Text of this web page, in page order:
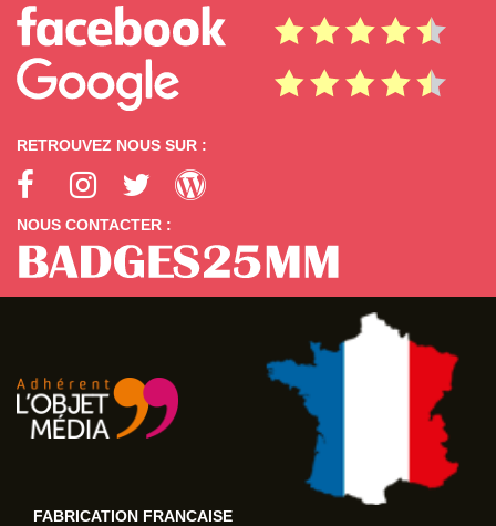
RETROUVEZ NOUS SUR :
NOUS CONTACTER :
FABRICATION FRANCAISE